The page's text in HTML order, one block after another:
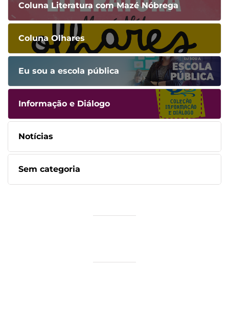
Coluna Literatura com Mazé Nóbrega
Coluna Olhares
Eu sou a escola pública
Informação e Diálogo
Notícias
Sem categoria